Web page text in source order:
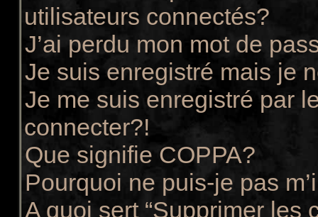
utilisateurs connectés?
J’ai perdu mon mot de
Je suis enregistré mais je
Je me suis enregistré par
connecter?!
Que signifie COPPA?
Pourquoi ne puis-je pas
A quoi sert “Supprimer les